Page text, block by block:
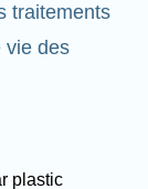
traitements
vie des